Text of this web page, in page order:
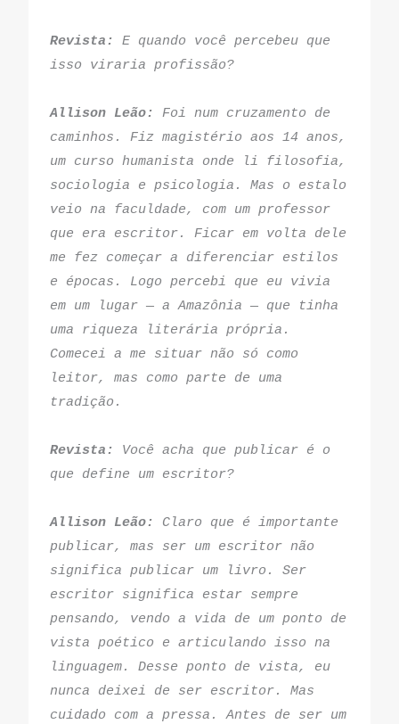
Revista: E quando você percebeu que
isso viraria profissão?
Allison Leão:
Foi num cruzamento de
caminhos. Fiz magistério aos 14 anos,
um curso humanista onde li filosofia,
sociologia e psicologia. Mas o estalo
veio na faculdade, com um professor
que era escritor. Ficar em volta dele
me fez começar a diferenciar estilos
e épocas. Logo percebi que eu vivia
em um lugar — a Amazônia — que tinha
uma riqueza literária própria.
Comecei a me situar não só como
leitor, mas como parte de uma
tradição.
Revista:
Você acha que publicar é o
que define um escritor?
Allison Leão:
Claro que é importante
publicar, mas ser um escritor não
significa publicar um livro. Ser
escritor significa estar sempre
pensando, vendo a vida de um ponto de
vista poético e articulando isso na
linguagem. Desse ponto de vista, eu
nunca deixei de ser escritor. Mas
cuidado com a pressa. Antes de ser um